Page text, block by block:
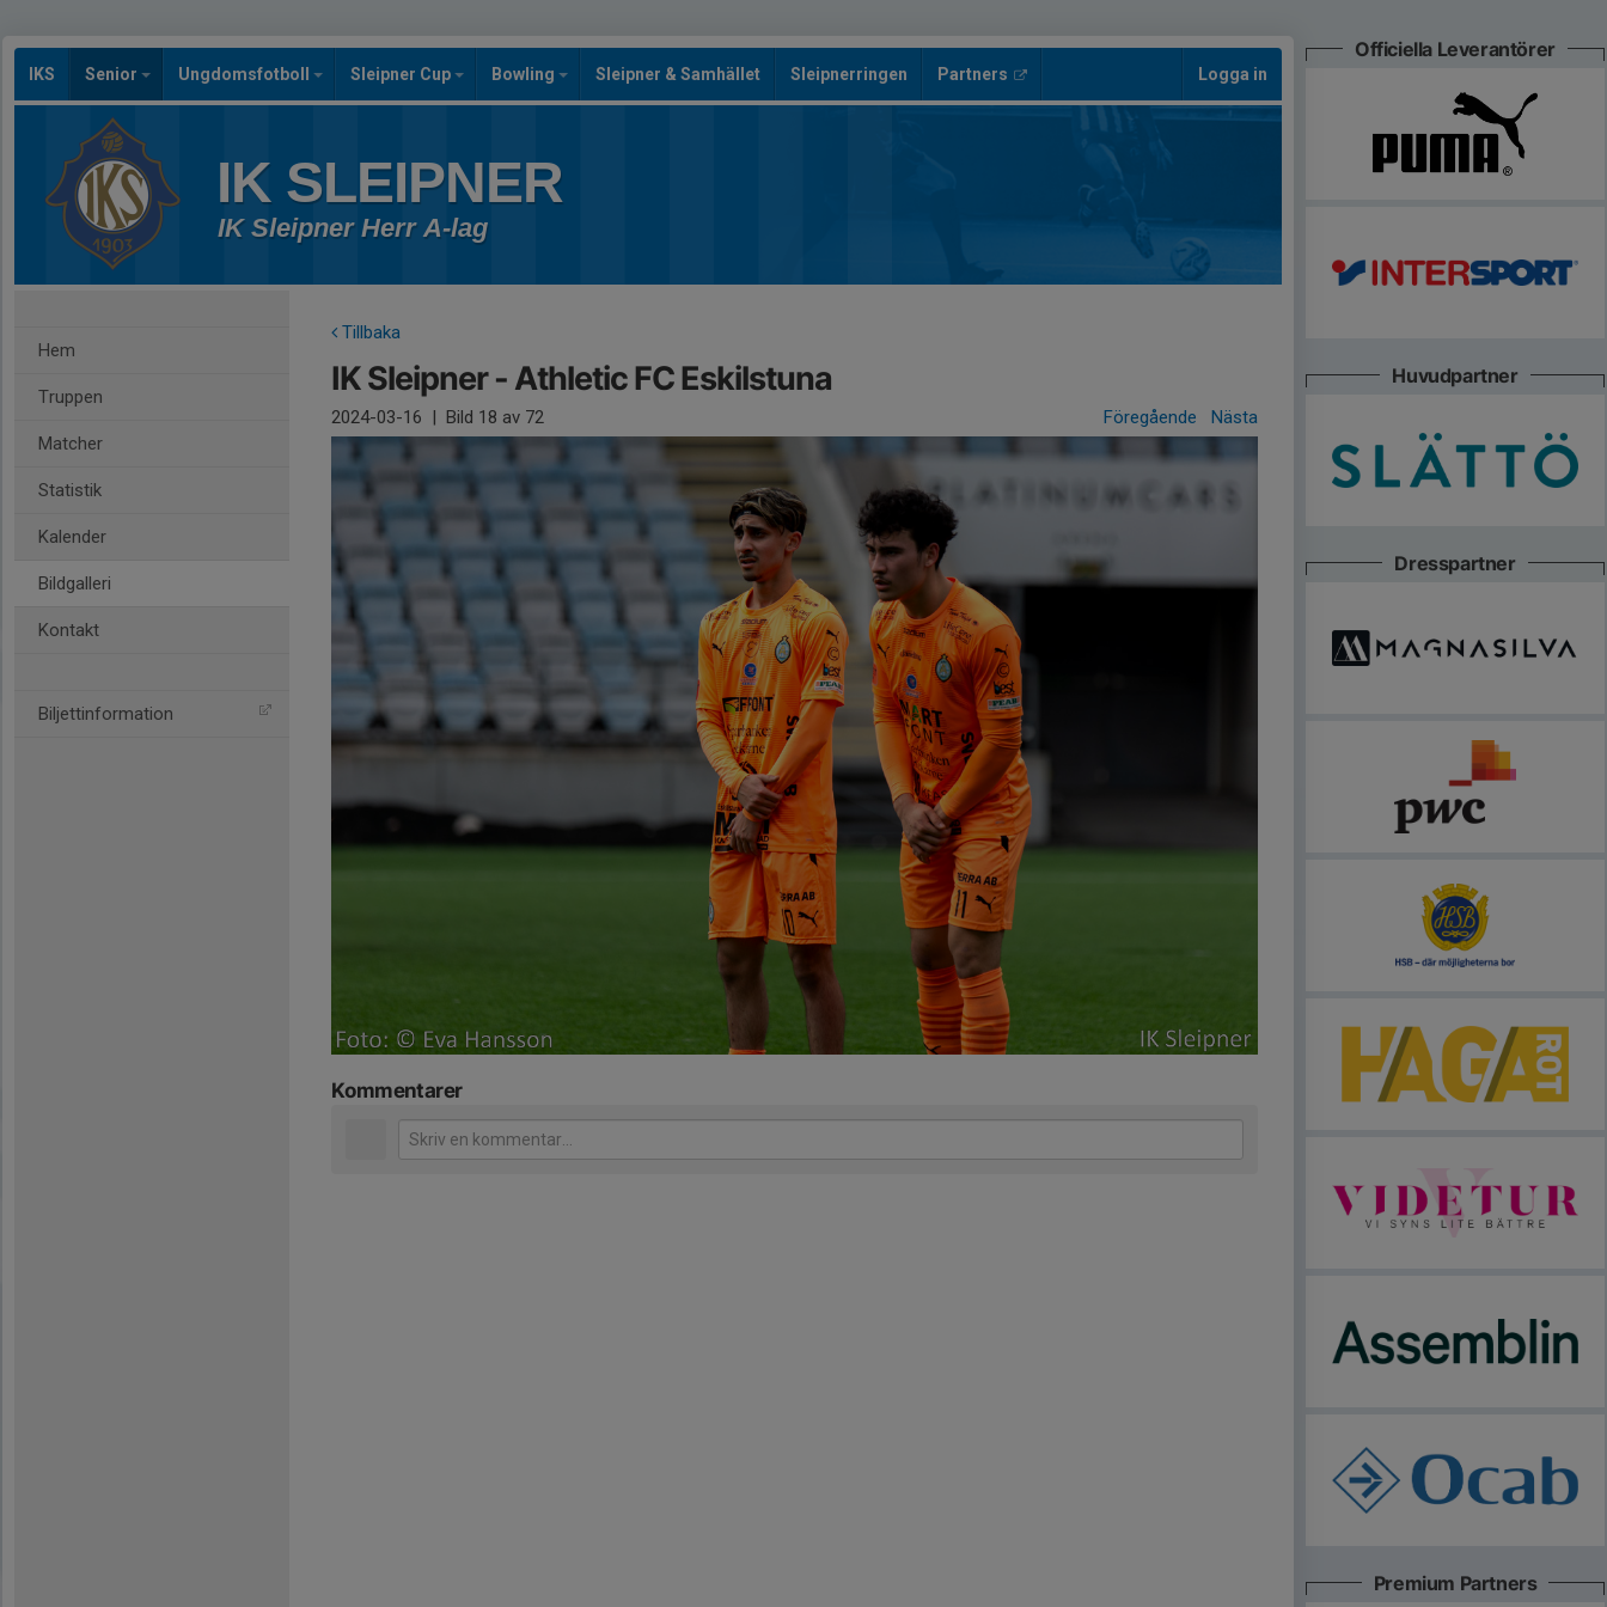
IKS Senior Ungdomsfotboll Sleipner Cup Bowling Sleipner & Samhället Sleipnerringen Partners Logga in
IK SLEIPNER
IK Sleipner Herr A-lag
Hem
Truppen
Matcher
Statistik
Kalender
Bildgalleri
Kontakt
Biljettinformation
Tillbaka
IK Sleipner - Athletic FC Eskilstuna
2024-03-16 | Bild 18 av 72 Föregående Nästa
Kommentarer
Officiella Leverantörer
Huvudpartner
Dresspartner
Premium Partners